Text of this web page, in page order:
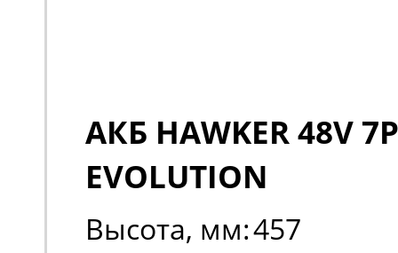
АКБ HAWKER 48V
EVOLUTION
Высота, мм:457